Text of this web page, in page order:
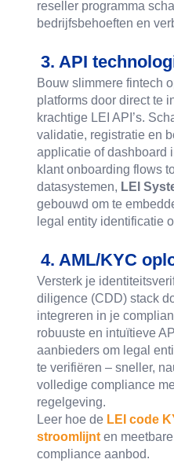
reseller programma
bedrijfsbehoeften en
3. API
Bouw slimmere fintech
platforms door direct te
krachtige LEI API’s.
validatie, registratie en
applicatie of dashboard
klant onboarding flows
datasystemen, LEI
gebouwd om te
legal entity identificatie
4. AML/KYC
Versterk je
diligence (CDD) stack
integreren in je
robuuste en intuïtieve
aanbieders om legal
te verifiëren – sneller,
volledige compliance
regelgeving.
Leer hoe de LEI code
stroomlijnt en
compliance aanbod.